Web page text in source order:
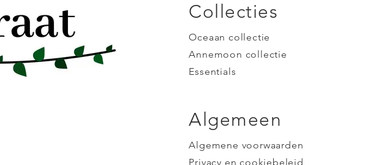
Collecties
Oceaan collectie
Annemoon collectie
Essentials
Algemeen
Algemene voorwaarden
Privacy en cookiebeleid